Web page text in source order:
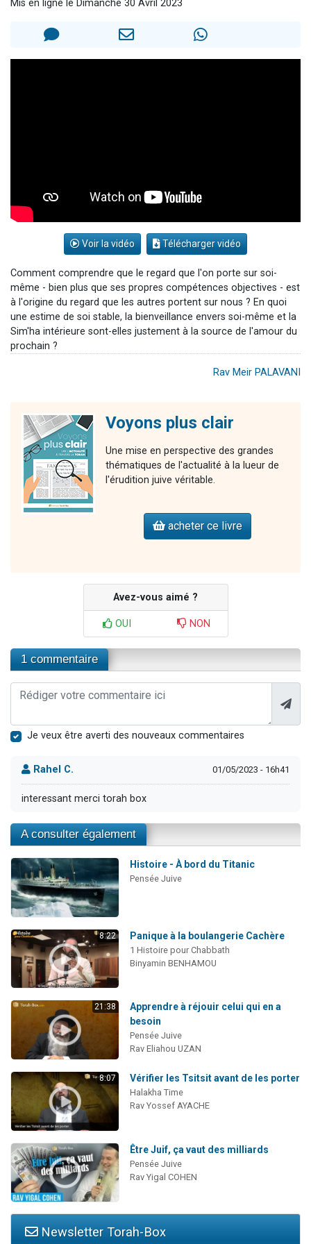
12 nouvelles musiques dans Torah-Box Music
Mis en ligne le Dimanche 30 Avril 2023
Voir la vidéo Télécharger vidéo
Comment comprendre que le regard que l'on porte sur soi-
même - bien plus que ses propres compétences objectives - est
à l'origine du regard que les autres portent sur nous ? En quoi
une estime de soi stable, la bienveillance envers soi-même et la
Sim'ha intérieure sont-elles justement à la source de l'amour du
prochain ?
Rav Meir PALAVANI
Voyons plus clair
Une mise en perspective des grandes
thématiques de l'actualité à la lueur de
l'érudition juive véritable.
acheter ce livre
Avez-vous aimé ?
OUI NON
1 commentaire
Je veux être averti des nouveaux commentaires
Rahel C. 01/05/2023 - 16h41
interessant merci torah box
A consulter également
Histoire - À bord du Titanic
Pensée Juive
8:22 Panique à la boulangerie Cachère
1 Histoire pour Chabbath
Binyamin BENHAMOU
21:38
Apprendre à réjouir celui qui en a
besoin
Pensée Juive
Rav Eliahou UZAN
8:07 Vérifier les Tsitsit avant de les porter
Halakha Time
Rav Yossef AYACHE
Être Juif, ça vaut des milliards
Pensée Juive
Rav Yigal COHEN
Newsletter Torah-Box